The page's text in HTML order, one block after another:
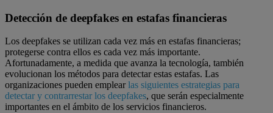
Detección de deepfakes en estafas financieras
Los deepfakes se utilizan cada vez más en estafas financieras;
protegerse contra ellos es cada vez más importante.
Afortunadamente, a medida que avanza la tecnología, también
evolucionan los métodos para detectar estas estafas. Las
organizaciones pueden emplearlas siguientes estrategias para
detectar y contrarrestar los deepfakes, que serán especialmente
importantes en el ámbito de los servicios financieros.